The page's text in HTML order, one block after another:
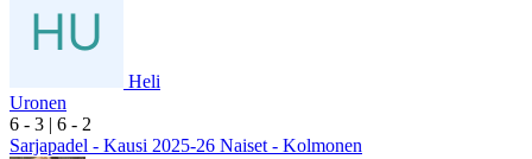
Heli
Uronen
6 - 3 | 6 - 2
Sarjapadel - Kausi 2025-26 Naiset - Kolmonen